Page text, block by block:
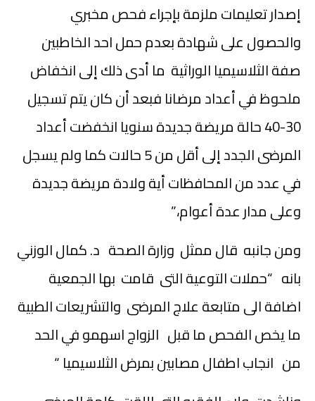
إصدار تعليمات ملزمة بإجراء فحص مخبري
والحصول على شهادة بعدم حمل احد الخاطبين
صفة الثلاسيميا الوراثية ما أدى ذلك إلى انخفاض
ملحوظ في أعداد مرضانا فبعد أن كان يتم تسجيل
30-40 حالة مريضة جديدة سنويا انخفضت أعداد
المرضى الجدد إلى أقل من 5 حالات كما ولم يسجل
في عدد من المحافظات أية ولادة مريضة جديدة
وعلى مدار عدة أعوام،”
ومن جانبه قال ممثل وزارة الصحة د. كمال الوزني
بانه “حملات التوعية التى قامت بها الجمعية
اضافة الى متابعة علاج المرضى والتشريعات الطبية
ما يخص الفحص ما قبل الزواج اسهمو في الحد
من انجاب اطفال مصابين بمرض الثلاسيميا “